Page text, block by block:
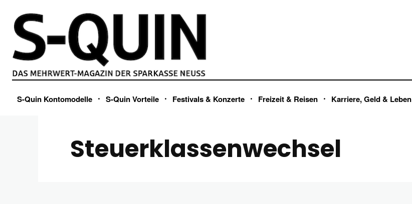
S-Quin Kontomodelle S-Quin Vorteile Festivals & Konzerte Freizeit & Reisen Karriere, Geld & Leben
Steuerklassenwechsel